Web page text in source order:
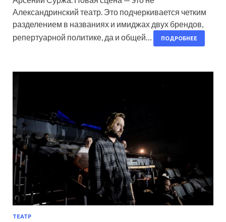
Александринский театр. Это подчеркивается четким
разделением в названиях и имиджах двух брендов,
репертуарной политике, да и общей…
ПОДРОБНЕЕ
ТЕАТР